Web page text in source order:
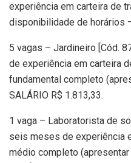
experiência em carteira de
disponibilidade de horários
5 vagas – Jardineiro [Cód.
de experiência em carteira
fundamental completo
SALÁRIO R$ 1.813,33.
1 vaga – Laboratorista de
seis meses de experiência
médio completo